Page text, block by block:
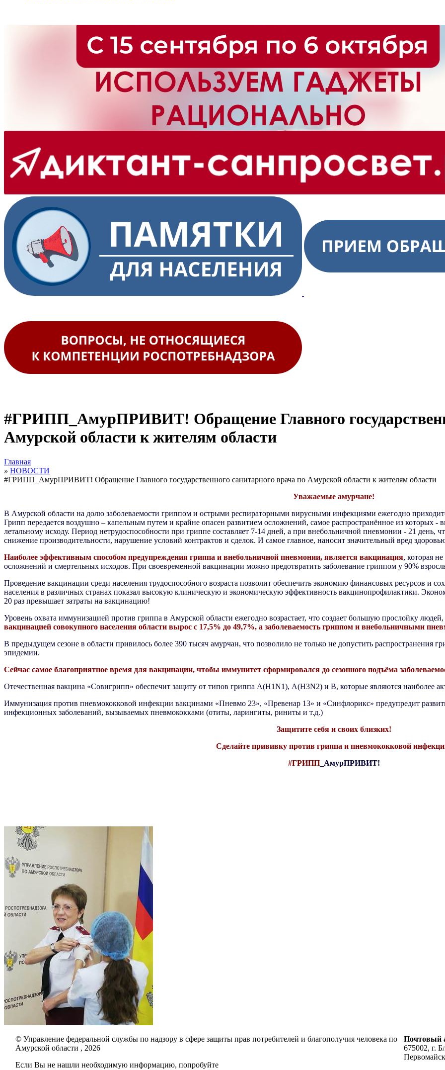
#ГРИПП_АмурПРИВИТ! Обращение Главного
Амурской области к жителям области
Главная
» НОВОСТИ
#ГРИПП_АмурПРИВИТ! Обращение Главного государственного санитарного врача по Амурской области к жителям области
Уважаемые амурчане!
В Амурской области на долю заболеваемости гриппом и острыми респираторными вирусными инфекциями ежегодно
Грипп передается воздушно – капельным путем и крайне опасен развитием осложнений, самое распространённое из которых -
летальному исходу. Период нетрудоспособности при гриппе составляет 7-14 дней, а при внебольничной пневмонии - 21 день,
снижение производительности, нарушение условий контрактов и сделок. И самое главное, наносит значительный вред
Наиболее эффективным способом предупреждения гриппа и внебольничной пневмонии, является вакцинация, которая
осложнений и смертельных исходов. При своевременной вакцинации можно предотвратить заболевание гриппом у 90%
Проведение вакцинации среди населения трудоспособного возраста позволит обеспечить экономию финансовых ресурсов и
населения в различных странах показал высокую клиническую и экономическую эффективность вакцинопрофилактики.
20 раз превышает затраты на вакцинацию!
Уровень охвата иммунизацией против гриппа в Амурской области ежегодно возрастает, что создает большую прослойку
вакцинацией совокупного населения области вырос с 17,5% до 49,7%, а заболеваемость гриппом и внебольничными
В предыдущем сезоне в области привилось более 390 тысяч амурчан, что позволило не только не допустить распространения
эпидемии.
Сейчас самое благоприятное время для вакцинации, чтобы иммунитет сформировался до сезонного подъёма
Отечественная вакцина «Совигрипп» обеспечит защиту от типов гриппа А(Н1N1), А(Н3N2) и В, которые являются наиболее
Иммунизация против пневмококковой инфекции вакцинами «Пневмо 23», «Превенар 13» и «Синфлорикс» предупредит
инфекционных заболеваний, вызываемых пневмококками (отиты, ларингиты, риниты и т.д.)
Защитите себя и своих близких!
Сделайте прививку против гриппа и пневмококковой
#ГРИПП_АмурПРИВИТ!
© Управление федеральной службы по надзору в сфере защиты прав потребителей и благополучия человека по
Амурской области , 2026
Если Вы не нашли необходимую информацию, попробуйте
Почтовый
675002, г.